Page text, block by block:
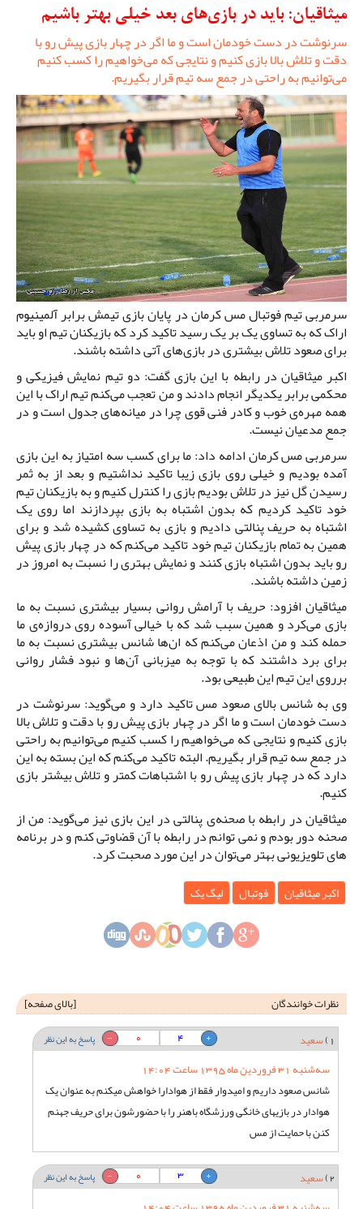
میثاقیان: باید در بازی‌های بعد خیلی بهتر باشیم
سرنوشت در دست خودمان است و ما اگر در چهار بازی پیش رو با
دقت و تلاش بالا بازی کنیم و نتایجی که می‌خواهیم را کسب کنیم
می‌توانیم به راحتی در جمع سه تیم قرار بگیریم.
سرمربی تیم فوتبال مس کرمان در پایان بازی تیمش برابر آلمینیوم
اراک که به تساوی یک بر یک رسید تاکید کرد که بازیکنان تیم او باید
برای صعود تلاش بیشتری در بازی‌های آتی داشته باشند.
اکبر میثاقیان در رابطه با این بازی گفت: دو تیم نمایش فیزیکی و
محکمی برابر یکدیگر انجام دادند و من تعجب می‌کنم تیم اراک با این
همه مهره‌ی خوب و کادر فنی قوی چرا در میانه‌های جدول است و در
جمع مدعیان نیست.
سرمربی مس کرمان ادامه داد: ما برای کسب سه امتیاز به این بازی
آمده بودیم و خیلی روی بازی زیبا تاکید نداشتیم و بعد از به ثمر
رسیدن گل نیز در تلاش بودیم بازی را کنترل کنیم و به بازیکنان تیم
خود تاکید کردیم که بدون اشتباه به بازی بپردازند اما روی یک
اشتباه به حریف پنالتی دادیم و بازی به تساوی کشیده شد و برای
همین به تمام بازیکنان تیم خود تاکید می‌کنم که در چهار بازی پیش
رو باید بدون اشتباه بازی کنند و نمایش بهتری را نسبت به امروز در
زمین داشته باشند.
میثاقیان افزود: حریف با آرامش روانی بسیار بیشتری نسبت به ما
بازی می‌کرد و همین سبب شد که با خیالی آسوده روی دروازه‌ی ما
حمله کند و من اذعان می‌کنم که ان‌ها شانس بیشتری نسبت به ما
برای برد داشتند که با توجه به میزبانی آن‌ها و نبود فشار روانی
برروی این تیم این طبیعی بود.
وی به شانس بالای صعود مس تاکید دارد و می‌گوید: سرنوشت در
دست خودمان است و ما اگر در چهار بازی پیش رو با دقت و تلاش بالا
بازی کنیم و نتایجی که می‌خواهیم را کسب کنیم می‌توانیم به راحتی
در جمع سه تیم قرار بگیریم. البته تاکید می‌کنم که این بسته به این
دارد که در چهار بازی پیش رو با اشتباهات کمتر و تلاش بیشتر بازی
کنیم.
میثاقیان در رابطه با صحنه‌ی پنالتی در این بازی نیز می‌گوید: من از
صحنه دور بودم و نمی توانم در رابطه با آن قضاوتی کنم و در برنامه
های تلویزیونی بهتر می‌توان در این مورد صحبت کرد.
اکبر میثاقیان فوتبال لیگ یک
نظرات خوانندگان [بالای صفحه]
1) سعید پاسخ به این نظر 0
4
سه‌شنبه 31 فروردین ماه 1395 ساعت 14:04
شانس صعود داریم و امیدوار فقط از هوادارا خواهش میکنم به عنوان یک
هوادار در بازیهای خانگی ورزشگاه باهنر را با حضورشون برای حریف جهنم
کنن با حمایت از مس
2) سعید پاسخ به این نظر 0
3